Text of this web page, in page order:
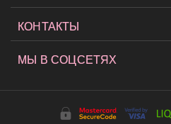
КОНТАКТЫ
МЫ В СОЦСЕТЯХ